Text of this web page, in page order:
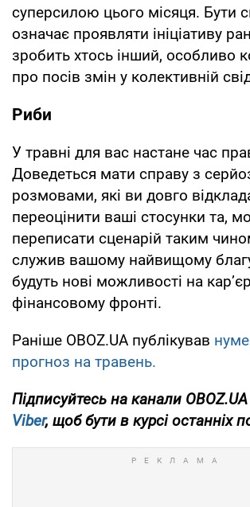
суперсилою цього місяця. Бути
означає проявляти ініціативу
зробить хтось інший, особливо
про посів змін у колективній
Риби
У травні для вас настане час
Доведеться мати справу з
розмовами, які ви довго
переоцінити ваші стосунки та,
переписати сценарій таким
служив вашому найвищому
будуть нові можливості на
фінансовому фронті.
Раніше OBOZ.UA публікував
прогноз на травень.
Підписуйтесь на канали
Viber, щоб бути в курсі останніх